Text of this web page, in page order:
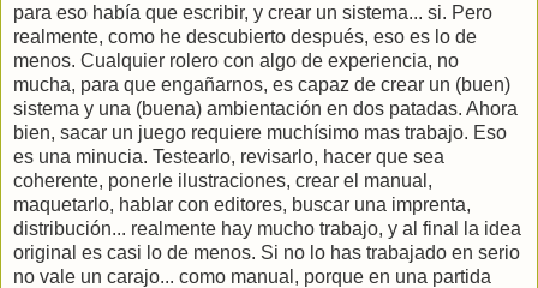
para eso había que escribir, y crear un sistema... si. Pero
realmente, como he descubierto después, eso es lo de
menos. Cualquier rolero con algo de experiencia, no
mucha, para que engañarnos, es capaz de crear un (buen)
sistema y una (buena) ambientación en dos patadas. Ahora
bien, sacar un juego requiere muchísimo mas trabajo. Eso
es una minucia. Testearlo, revisarlo, hacer que sea
coherente, ponerle ilustraciones, crear el manual,
maquetarlo, hablar con editores, buscar una imprenta,
distribución... realmente hay mucho trabajo, y al final la idea
original es casi lo de menos. Si no lo has trabajado en serio
no vale un carajo... como manual, porque en una partida